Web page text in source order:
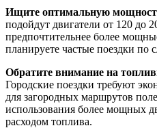
Ищите оптимальную
подойдут двигатели от 120 до
предпочтительнее более
планируете частые поездки
Обратите внимание на
Городские поездки требуют
для загородных маршрутов
использования более мощных
расходом топлива.